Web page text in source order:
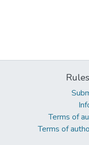
Terms of
Terms of